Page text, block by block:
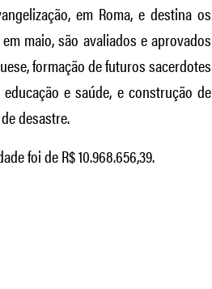
em Roma, e destina os
maio, são avaliados e aprovados
formação de futuros sacerdotes
e saúde, e construção de
desastre.
foi de R$ 10.968.656,39.